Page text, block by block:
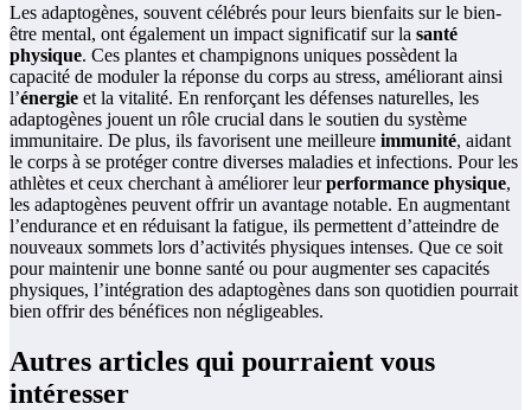
Les adaptogènes, souvent célébrés pour leurs bienfaits sur le bien-
être mental, ont également un impact significatif sur la santé
physique. Ces plantes et champignons uniques possèdent la
capacité de moduler la réponse du corps au stress, améliorant ainsi
l’énergie et la vitalité. En renforçant les défenses naturelles, les
adaptogènes jouent un rôle crucial dans le soutien du système
immunitaire. De plus, ils favorisent une meilleure immunité, aidant
le corps à se protéger contre diverses maladies et infections. Pour les
athlètes et ceux cherchant à améliorer leurperformance physique,
les adaptogènes peuvent offrir un avantage notable. En augmentant
l’endurance et en réduisant la fatigue, ils permettent d’atteindre de
nouveaux sommets lors d’activités physiques intenses. Que ce soit
pour maintenir une bonne santé ou pour augmenter ses capacités
physiques, l’intégration des adaptogènes dans son quotidien pourrait
bien offrir des bénéfices non négligeables.
Autres articles qui pourraient vous
intéresser